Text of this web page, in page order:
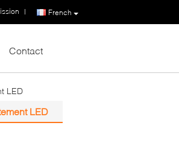
French
|
Contact
LED
LED